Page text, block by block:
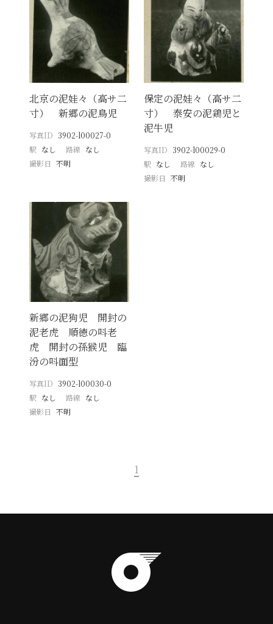
北京の泥娃々（高サ二
寸） 新郷の泥鳥児
写真ID 3902-l00027-0
駅 なし 路線 なし
撮影日
不明
保定の泥娃々（高サ二
寸） 泰安の泥鶏児と
泥牛児
写真ID 3902-l00029-0
駅 なし 路線 なし
撮影日 不明
新郷の泥狗児 開封の
泥老虎 順徳の呌老
虎 開封の孫猴児 臨
汾の呌面型
写真ID 3902-l00030-0
駅 なし 路線 なし
撮影日
不明
1